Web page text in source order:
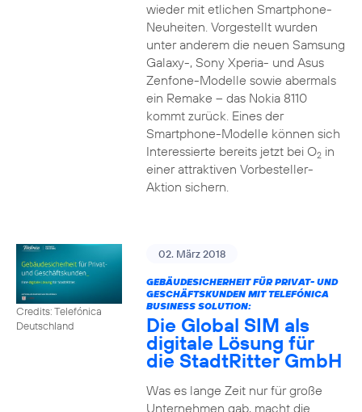
wieder mit etlichen Smartphone-
Neuheiten. Vorgestellt wurden
unter anderem die neuen Samsung
Galaxy-, Sony Xperia- und Asus
Zenfone-Modelle sowie abermals
ein Remake – das Nokia 8110
kommt zurück. Eines der
Smartphone-Modelle können sich
Interessierte bereits jetzt bei O2in
einer attraktiven Vorbesteller-
Aktion sichern.
Credits: Telefónica
Deutschland
02. März 2018
GEBÄUDESICHERHEIT FÜR PRIVAT- UND
GESCHÄFTSKUNDEN MIT TELEFÓNICA
BUSINESS SOLUTION:
Die Global SIM als
digitale Lösung für
die StadtRitter GmbH
Was es lange Zeit nur für große
Unternehmen gab, macht die